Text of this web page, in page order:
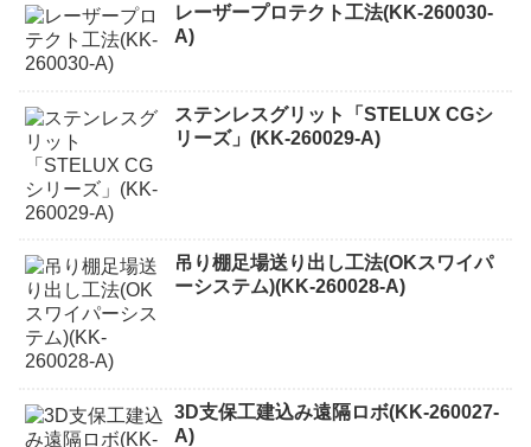
レーザープロテクト⼯法(KK-260030-
A)
ステンレスグリット「STELUX CGシ
リーズ」(KK-260029-A)
吊り棚足場送り出し工法(OKスワイパ
ーシステム)(KK-260028-A)
3D支保工建込み遠隔ロボ(KK-260027-
A)